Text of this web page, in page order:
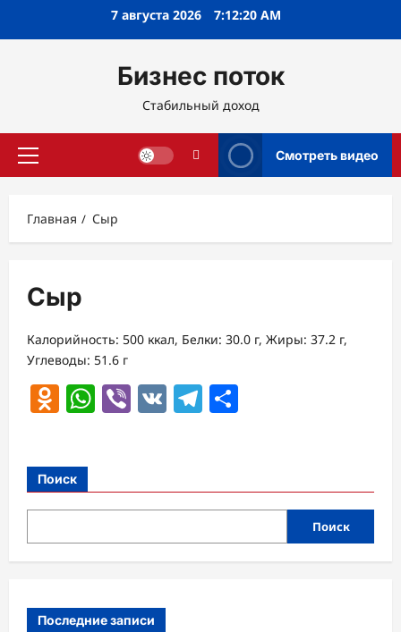
7 августа 2026 7:12:20 AM
Бизнес поток
Стабильный доход
Основное
Смотреть видео
Главная Сыр
Сыр
Калорийность: 500 ккал, Белки: 30.0 г, Жиры: 37.2 г,
Углеводы: 51.6 г
Odnoklassniki
WhatsApp
Viber
VK Telegram
Поиск
Поиск
Последние записи